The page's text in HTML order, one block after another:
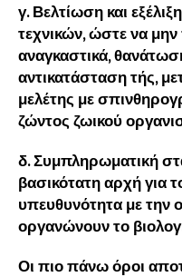
γ. Βελτίωση και
τεχνικών, ώστε να
αναγκαστικά,
αντικατάσταση τής,
μελέτης με
ζώντος ζωικού
δ. Συμπληρωματική
βασικότατη αρχή για
υπευθυνότητα με την
οργανώνουν το
Οι πιο πάνω όροι